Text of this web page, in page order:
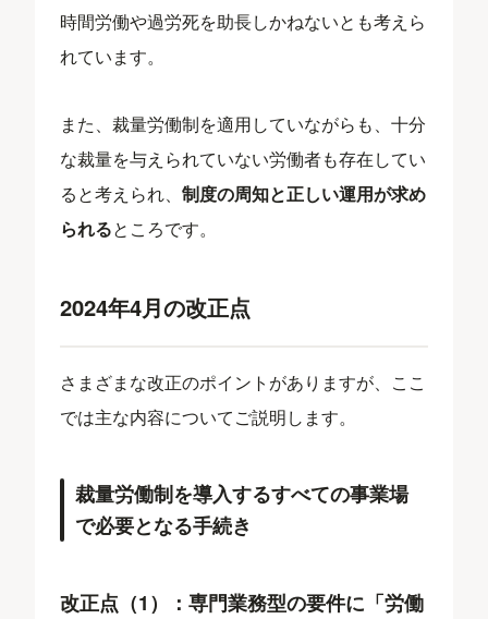
時間労働や過労死を助長しかねないとも考えら
れています。
また、裁量労働制を適用していながらも、十分
な裁量を与えられていない労働者も存在してい
ると考えられ、制度の周知と正しい運用が求め
られるところです。
2024年4月の改正点
さまざまな改正のポイントがありますが、ここ
では主な内容についてご説明します。
裁量労働制を導入するすべての事業場
で必要となる手続き
改正点（1）：専門業務型の要件に「労働